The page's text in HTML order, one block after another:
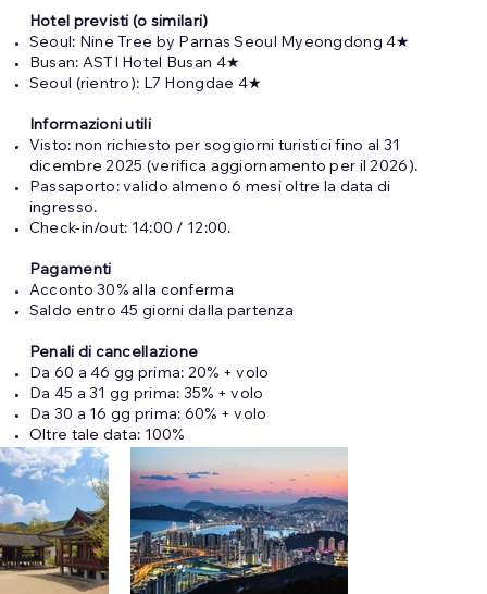
Hotel previsti (o similari)
Seoul: Nine Tree by Parnas Seoul Myeongdong 4★
Busan: ASTI Hotel Busan 4★
Seoul (rientro): L7 Hongdae 4★
Informazioni utili
Visto: non richiesto per soggiorni turistici fino al 31
dicembre 2025 (verifica aggiornamento per il 2026).
Passaporto: valido almeno 6 mesi oltre la data di
ingresso.
Check-in/out: 14:00 / 12:00.
Pagamenti
Acconto 30% alla conferma
Saldo entro 45 giorni dalla partenza
Penali di cancellazione
Da 60 a 46 gg prima: 20% + volo
Da 45 a 31 gg prima: 35% + volo
Da 30 a 16 gg prima: 60% + volo
Oltre tale data: 100%